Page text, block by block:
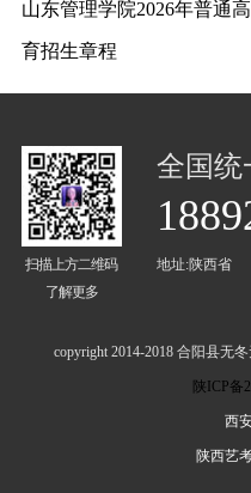
山东管理学院2026年普通
育招生章程
扫描上方二维码
了解更多
全国统
地址:陕西省
copyright 2014-2018 合阳县无
陕ICP备
西
陕西艺